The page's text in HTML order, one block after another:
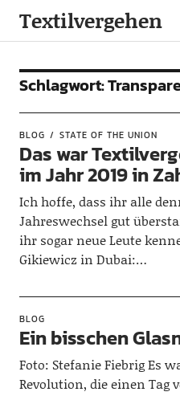
Textilvergehen
Schlagwort:
BLOG STATE OF THE UNION
Das war
im Jahr 2019 in
Ich hoffe, dass ihr alle
Jahreswechsel gut
ihr sogar neue Leute
Gikiewicz in Dubai:…
BLOG
Ein bisschen
Foto: Stefanie Fiebrig Es
Revolution, die einen Tag